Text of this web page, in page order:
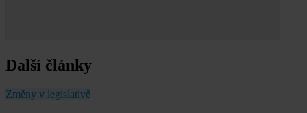
Další články
Změny v legislativě